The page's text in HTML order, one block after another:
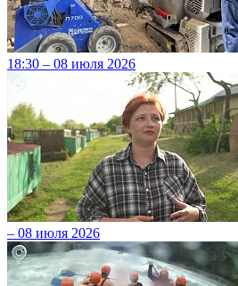
18:30 – 08 июля 2026
– 08 июля 2026